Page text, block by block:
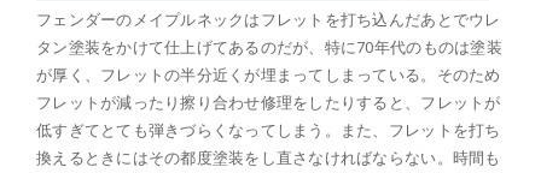
フェンダーのメイプルネックはフレットを打ち込んだあとでウレ
タン塗装をかけて仕上げてあるのだが、特に70年代のものは塗装
が厚く、フレットの半分近くが埋まってしまっている。そのため
フレットが減ったり擦り合わせ修理をしたりすると、フレットが
低すぎてとても弾きづらくなってしまう。また、フレットを打ち
換えるときにはその都度塗装をし直さなければならない。時間も